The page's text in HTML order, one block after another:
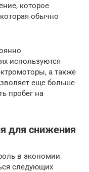
которое
обычно
используются
а также
еще больше
пробег на
для снижения
в экономии
следующих